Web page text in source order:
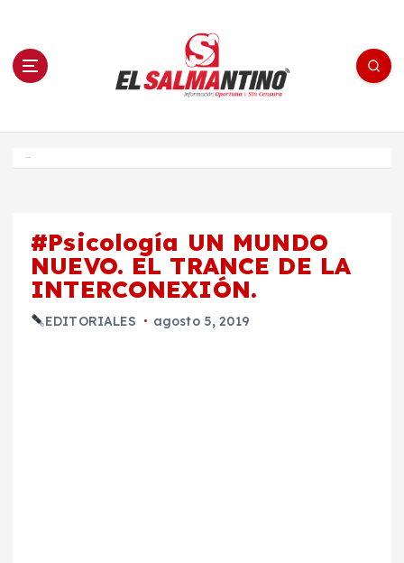
n El Salmantino - medios/noticias/editorial
#Psicología UN MUNDO
NUEVO. EL TRANCE DE LA
INTERCONEXIÓN.
EDITORIALES agosto 5, 2019